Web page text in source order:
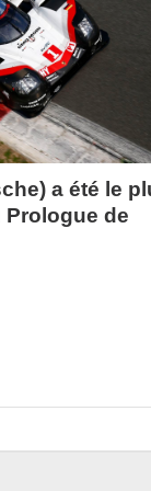
a été le
Prologue de